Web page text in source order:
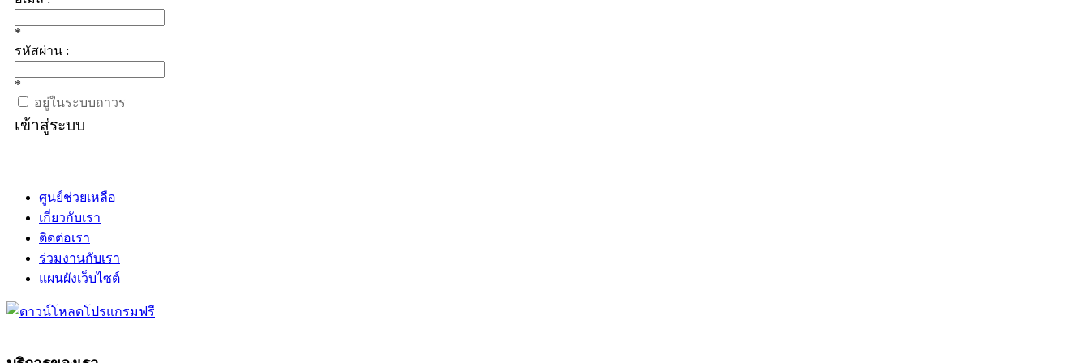
*
รหัสผ่าน :
*
อยู่ในระบบถาวร
เข้าสู่ระบบ
ศูนย์ช่วยเหลือ
เกี่ยวกับเรา
ติดต่อเรา
ร่วมงานกับเรา
แผนผังเว็บไซต์